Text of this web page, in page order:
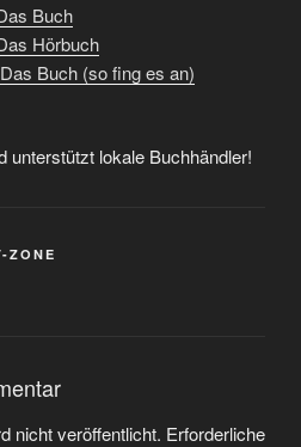
Buch
Hörbuch
Buch (so fing es an)
unterstützt lokale Buchhändler!
ZONE
nicht veröffentlicht. Erforderliche